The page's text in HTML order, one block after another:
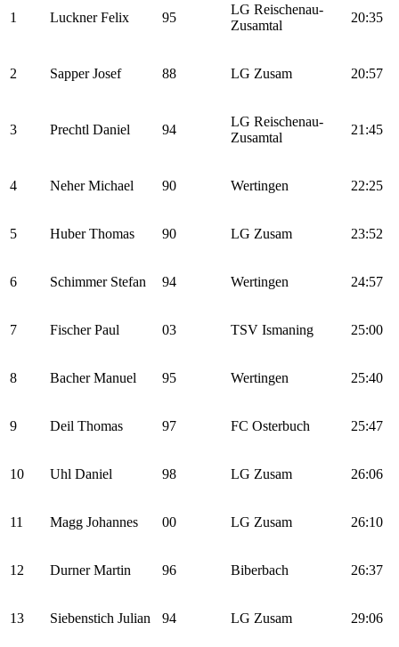
1 Luckner Felix 95
LG Reischenau-
Zusamtal
20:35
2 Sapper Josef 88 LG Zusam 20:57
3 Prechtl Daniel 94
LG Reischenau-
Zusamtal
21:45
4 Neher Michael 90 Wertingen 22:25
5 Huber Thomas 90 LG Zusam 23:52
6 Schimmer Stefan 94 Wertingen 24:57
7 Fischer Paul 03 TSV Ismaning 25:00
8 Bacher Manuel 95 Wertingen 25:40
9 Deil Thomas 97 FC Osterbuch 25:47
10 Uhl Daniel 98 LG Zusam 26:06
11 Magg Johannes 00 LG Zusam 26:10
12 Durner Martin 96 Biberbach 26:37
13 Siebenstich Julian 94 LG Zusam 29:06